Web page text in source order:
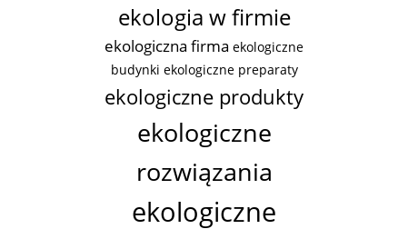
ekologia w firmie
ekologiczna firma ekologiczne
budynki ekologiczne preparaty
ekologiczne produkty
ekologiczne
rozwiązania
ekologiczne